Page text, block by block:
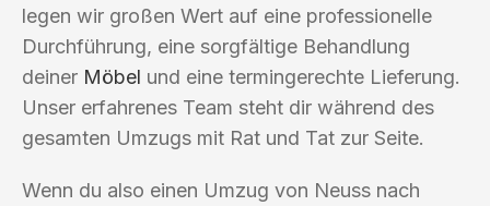
legen wir großen Wert auf eine professionelle
Durchführung, eine sorgfältige Behandlung
deiner Möbel und eine termingerechte Lieferung.
Unser erfahrenes Team steht dir während des
gesamten Umzugs mit Rat und Tat zur Seite.
Wenn du also einen Umzug von Neuss nach